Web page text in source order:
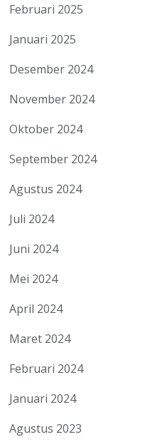
Februari 2025
Januari 2025
Desember 2024
November 2024
Oktober 2024
September 2024
Agustus 2024
Juli 2024
Juni 2024
Mei 2024
April 2024
Maret 2024
Februari 2024
Januari 2024
Agustus 2023